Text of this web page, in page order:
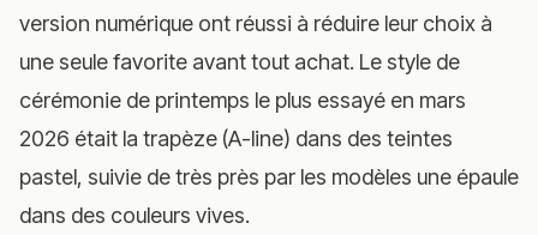
version numérique ont réussi à réduire leur choix à
une seule favorite avant tout achat. Le style de
cérémonie de printemps le plus essayé en mars
2026 était la trapèze (A-line) dans des teintes
pastel, suivie de très près par les modèles une épaule
dans des couleurs vives.